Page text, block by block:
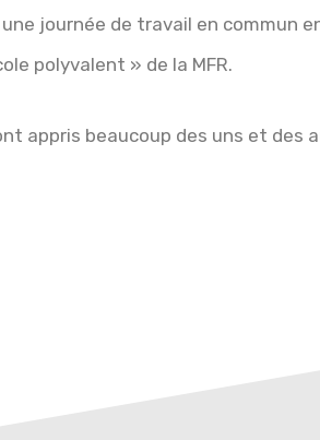
journée de travail en commun
polyvalent » de la MFR.
appris beaucoup des uns et des